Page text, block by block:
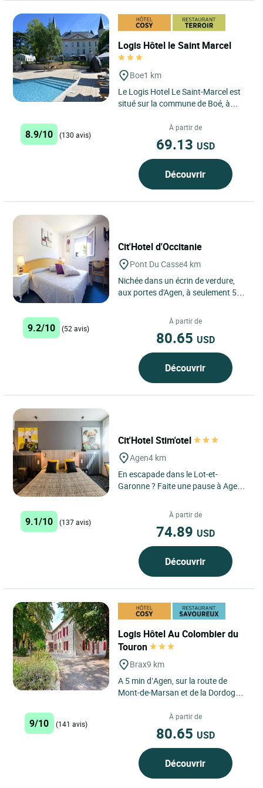
Logis Hôtel le Saint Marcel
Boe1 km
Le Logis Hotel Le Saint-Marcel est
situé sur la commune de Boé, à
Idéalement implanté...
8.9/10 (130 avis)
À partir de
69.13 USD
Découvrir
Cit'Hotel d'Occitanie
Pont Du Casse4 km
Nichée dans un écrin de verdure,
aux portes d'Agen, à seulement 5
l'Auberge d'Occitanie...
9.2/10 (52 avis)
À partir de
80.65 USD
Découvrir
Cit'Hotel Stim'otel
Agen4 km
En escapade dans le Lot-et-
Garonne ? Faite une pause à Agen,
un séjour au Stim’Otel,...
9.1/10 (137 avis)
À partir de
74.89 USD
Découvrir
Logis Hôtel Au Colombier du
Touron
Brax9 km
A 5 min d’Agen, sur la route de
Mont-de-Marsan et de la Dordogne,
Pyrénées, Carine...
9/10 (141 avis)
À partir de
80.65 USD
Découvrir